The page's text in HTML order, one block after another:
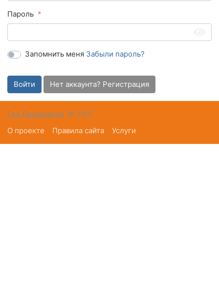
Пароль
Запомнить меня Забыли пароль?
Войти Нет аккаунта? Регистрация
Гид Лисаковска © 2007
О проекте
Правила сайта Услуги